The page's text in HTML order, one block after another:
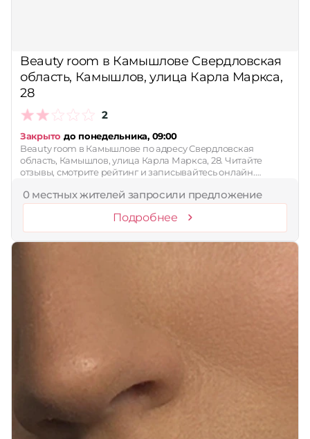
Принимает сертификаты
Применить
Beauty room в Камышлове Свердловская
область, Камышлов, улица Карла Маркса,
28
2
Закрыто до понедельника, 09:00
Beauty room в Камышлове по адресу Свердловская
область, Камышлов, улица Карла Маркса, 28. Читайте
отзывы, смотрите рейтинг и записывайтесь онлайн.…
0 местных жителей запросили предложение
Подробнее